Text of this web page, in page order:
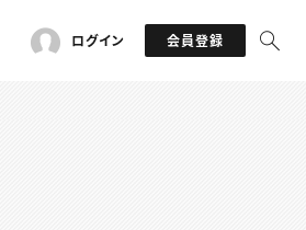
ログイン 会員登録